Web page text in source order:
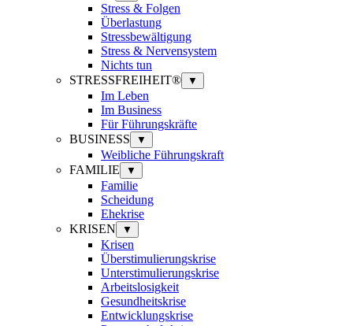
Stress & Folgen
Überlastung
Stressbewältigung
Stress & Nervensystem
Nichts tun
STRESSFREIHEIT®
▼
Im Leben
Im Business
Für Führungskräfte
BUSINESS
▼
Weibliche Führungskraft
FAMILIE
▼
Familie
Scheidung
Ehekrise
KRISEN
▼
Krisen
Überstimulierungskrise
Unterstimulierungskrise
Arbeitslosigkeit
Gesundheitskrise
Entwicklungskrise